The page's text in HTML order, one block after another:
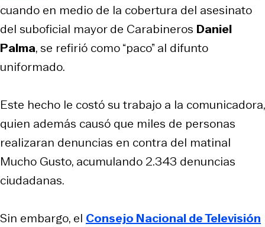
cuando en medio de la cobertura del asesinato
del suboficial mayor de Carabineros Daniel
Palma, se refirió como “paco” al difunto
uniformado.
Este hecho le costó su trabajo a la comunicadora,
quien además causó que miles de personas
realizaran denuncias en contra del matinal
Mucho Gusto, acumulando 2.343 denuncias
ciudadanas.
Sin embargo, el Consejo Nacional de Televisión